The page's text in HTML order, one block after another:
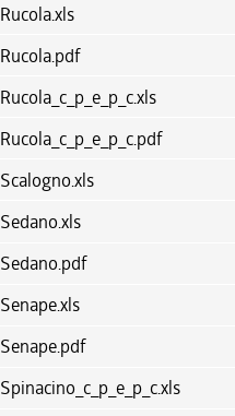
Rucola.xls
Rucola.pdf
Rucola_c_p_e_p_c.xls
Rucola_c_p_e_p_c.pdf
Scalogno.xls
Sedano.xls
Sedano.pdf
Senape.xls
Senape.pdf
Spinacino_c_p_e_p_c.xls